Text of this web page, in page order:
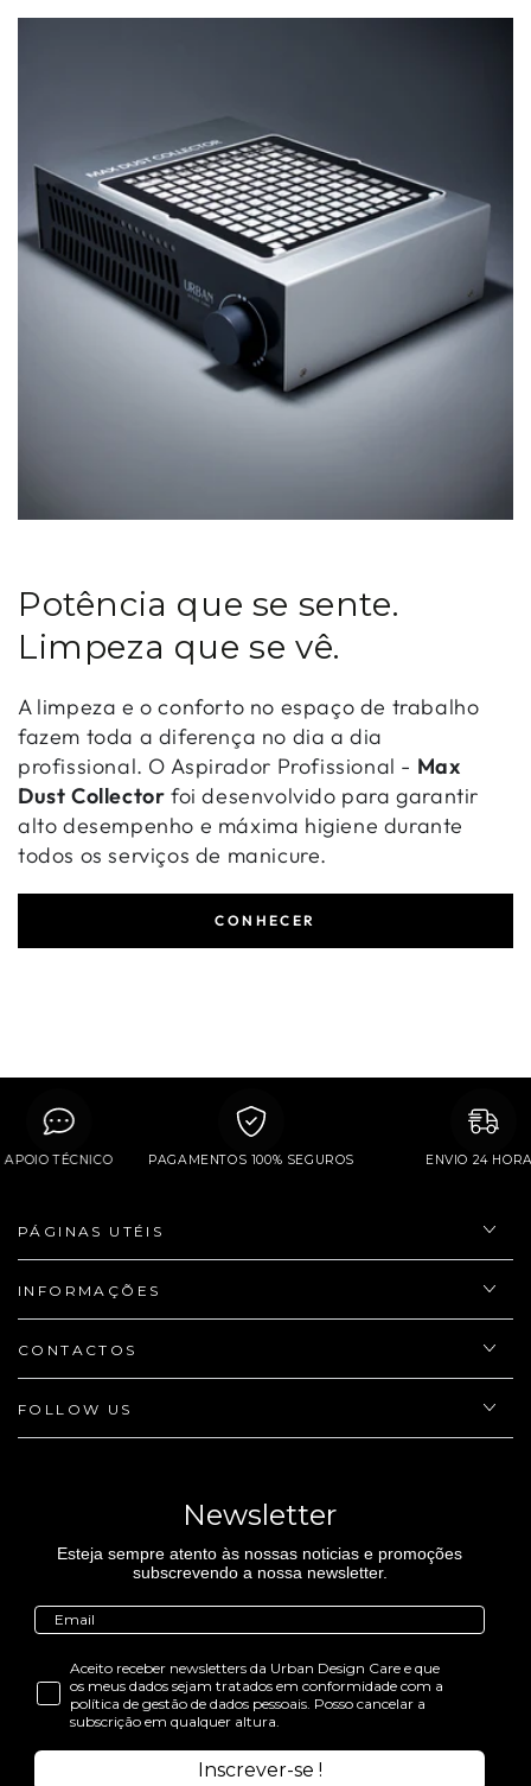
Potência que se sente.
Limpeza que se vê.
A limpeza e o conforto no espaço de trabalho
fazem toda a diferença no dia a dia
profissional. O Aspirador Profissional - Max
Dust Collector foi desenvolvido para garantir
alto desempenho e máxima higiene durante
todos os serviços de manicure.
CONHECER
APOIO TÉCNICO PAGAMENTOS 100% SEGUROS ENVIO 24
PÁGINAS UTÉIS
INFORMAÇÕES
CONTACTOS
FOLLOW US
Newsletter
Esteja sempre atento às nossas noticias e promoções
subscrevendo a nossa newsletter.
Aceito receber newsletters da Urban Design Care e que
os meus dados sejam tratados em conformidade com a
política de gestão de dados pessoais. Posso cancelar a
subscrição em qualquer altura.
Inscrever-se !